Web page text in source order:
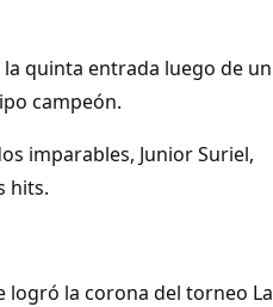
quinta entrada luego de un
campeón.
imparables, Junior Suriel,
hits.
logró la corona del torneo La